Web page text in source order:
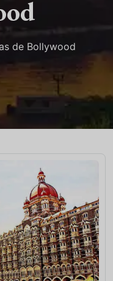
de Bollywood